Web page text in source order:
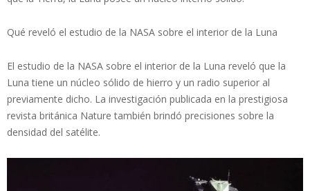
Qué reveló el estudio de la NASA sobre el interior de la Luna
El estudio de la NASA sobre el interior de la Luna reveló que la
Luna tiene un núcleo sólido de hierro y un radio superior al
previamente dicho. La investigación publicada en la prestigiosa
revista británica Nature también brindó precisiones sobre la
densidad del satélite.